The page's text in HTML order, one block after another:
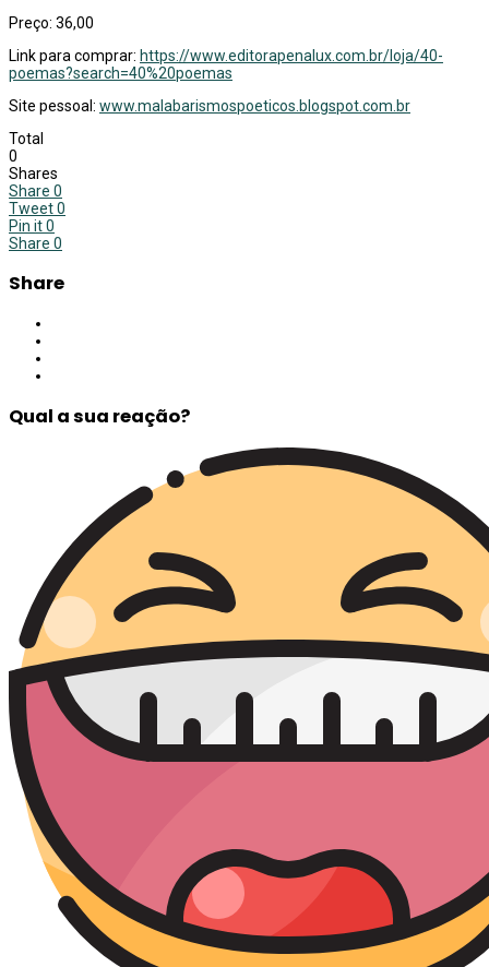
Preço: 36,00
Link para comprar: https://www.editorapenalux.com.br/loja/40-
poemas?search=40%20poemas
Site pessoal: www.malabarismospoeticos.blogspot.com.br
Total
0
Shares
Share 0
Tweet0
Pin it0
Share 0
Share
Qual a sua reação?